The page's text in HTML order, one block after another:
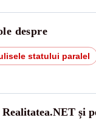
despre
statului paralel
și